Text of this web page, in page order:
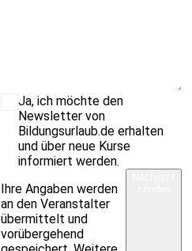
Ja, ich möchte den
Newsletter von
Bildungsurlaub.de erhalten
und über neue Kurse
informiert werden.
Ihre Angaben werden
an den Veranstalter
übermittelt und
vorübergehend